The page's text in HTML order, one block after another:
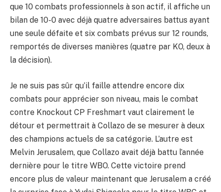
que 10 combats professionnels à son actif, il affiche un
bilan de 10-0 avec déjà quatre adversaires battus ayant
une seule défaite et six combats prévus sur 12 rounds,
remportés de diverses manières (quatre par KO, deux à
la décision).
Je ne suis pas sûr qu’il faille attendre encore dix
combats pour apprécier son niveau, mais le combat
contre Knockout CP Freshmart vaut clairement le
détour et permettrait à Collazo de se mesurer à deux
des champions actuels de sa catégorie. L’autre est
Melvin Jerusalem, que Collazo avait déjà battu l’année
dernière pour le titre WBO. Cette victoire prend
encore plus de valeur maintenant que Jerusalem a créé